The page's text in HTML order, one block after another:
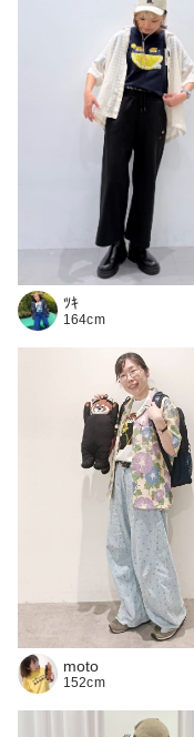
ﾂｷ
164cm
moto
152cm